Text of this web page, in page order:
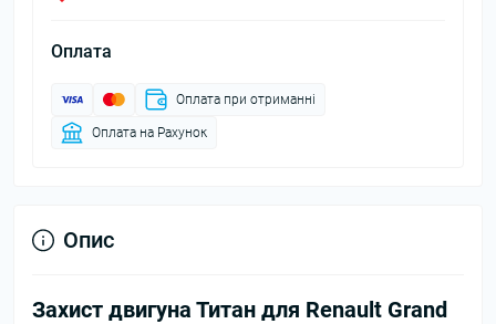
Оплата
Оплата при отриманні
Оплата на Рахунок
Опис
Захист двигуна Титан для Renault Grand